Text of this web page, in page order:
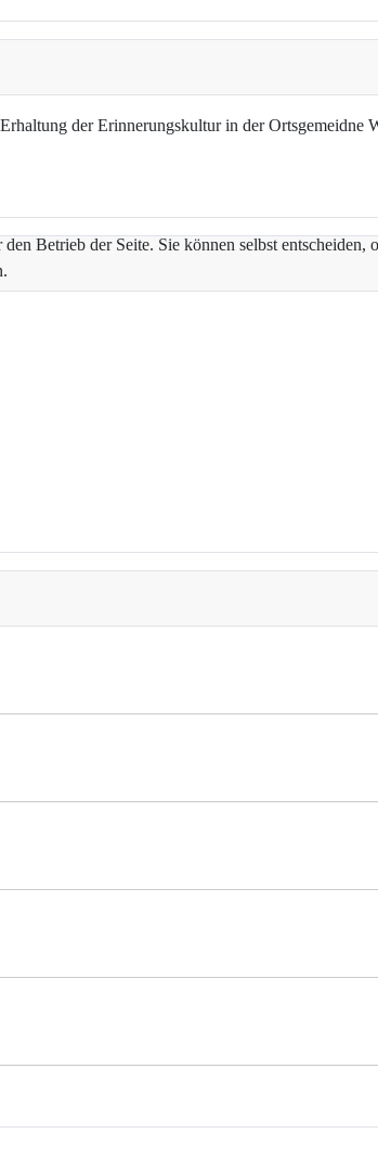
der Erinnerungskultur in der Ortsgemeidne
Betrieb der Seite. Sie können selbst